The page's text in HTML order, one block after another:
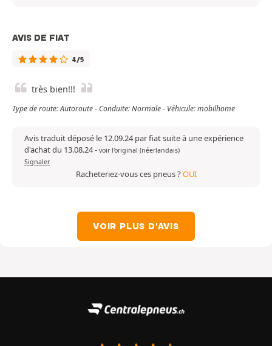
AVIS DE FIAT
4/5
très bien!!!
Type de route: Autoroute - Conduite: Normale - Véhicule: mobilhome
Avis traduit déposé le 12.09.24 par fiat suite à une expérience
d'achat du 13.08.24- voir l'original (néerlandais)
Signaler
Racheteriez-vous ces pneus ?OUI
VOIR PLUS D'AVIS